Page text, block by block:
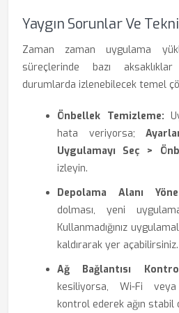
Yaygın Sorunlar Ve
Zaman zaman uygulama
süreçlerinde bazı
durumlarda izlenebilecek temel
Önbellek Temizleme:
hata veriyorsa;
Uygulamayı Seç >
izleyin.
Depolama Alanı
dolması, yeni
Kullanmadığınız
kaldırarak yer açabilirsiniz.
Ağ Bağlantısı
kesiliyorsa, Wi-Fi veya
kontrol ederek ağın stabil